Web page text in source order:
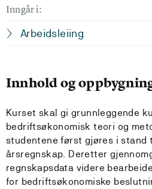
Inngår i:
Arbeidsleiing
Innhold og
Kurset skal gi grunnleggende
bedriftsøkonomisk teori og
studentene først gjøres i stand
årsregnskap. Deretter
regnskapsdata videre
for bedriftsøkonomiske